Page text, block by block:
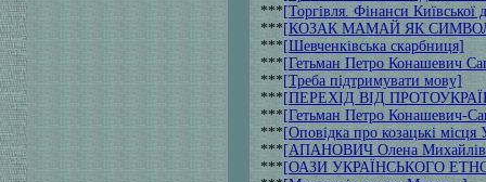
***[Торгівля. Фінанси Київської
***[КОЗАК МАМАЙ ЯК
***[Шевченківська скарбниця]
***[Гетьман Петро Конашевич
***[Треба підтримувати мову]
***[ПЕРЕХІД ВІД
***[Гетьман Петро Конашевич-
***[Оповідка про козацькі
***[АПАНОВИЧ Олена
***[ОАЗИ УКРАЇНСЬКОГО